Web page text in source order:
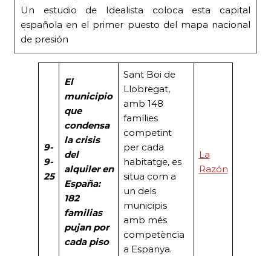
Un estudio de Idealista coloca esta capital
española en el primer puesto del mapa nacional
de presión
9-
9-
25
El
municipio
que
condensa
la crisis
del
alquiler en
España:
182
familias
pujan por
cada piso
Sant Boi de
Llobregat,
amb 148
famílies
competint
per cada
habitatge, es
situa com a
un dels
municipis
amb més
competència
a Espanya.
La
Razón